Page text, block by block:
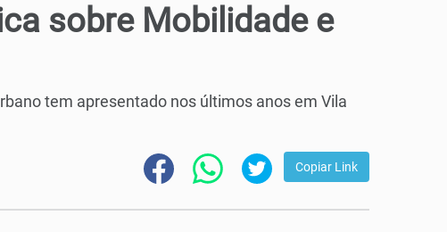
sobre Mobilidade e
tem apresentado nos últimos anos em Vila
Copiar Link